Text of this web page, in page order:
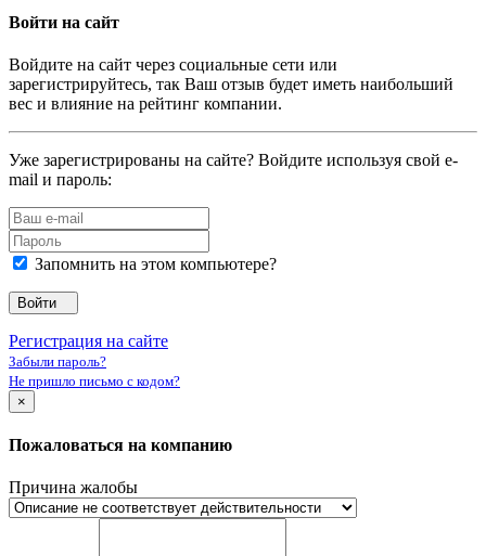
Войти на сайт
Войдите на сайт через социальные сети или
зарегистрируйтесь, так Ваш отзыв будет иметь наибольший
вес и влияние на рейтинг компании.
Уже зарегистрированы на сайте? Войдите используя свой e-
mail и пароль:
Запомнить на этом компьютере?
Войти
Регистрация на сайте
Забыли пароль?
Не пришло письмо с кодом?
×
Пожаловаться на компанию
Причина жалобы